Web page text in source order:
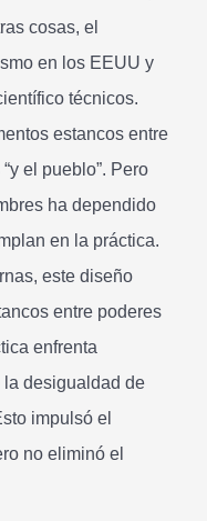
cosas, el
en los EEUU y
técnicos.
estancos entre
el pueblo”. Pero
ha dependido
en la práctica.
este diseño
entre poderes
enfrenta
desigualdad de
impulsó el
no eliminó el